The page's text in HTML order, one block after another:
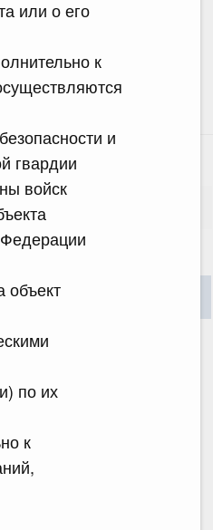
или о его
к
и
гвардии
войск
объект
по их
к